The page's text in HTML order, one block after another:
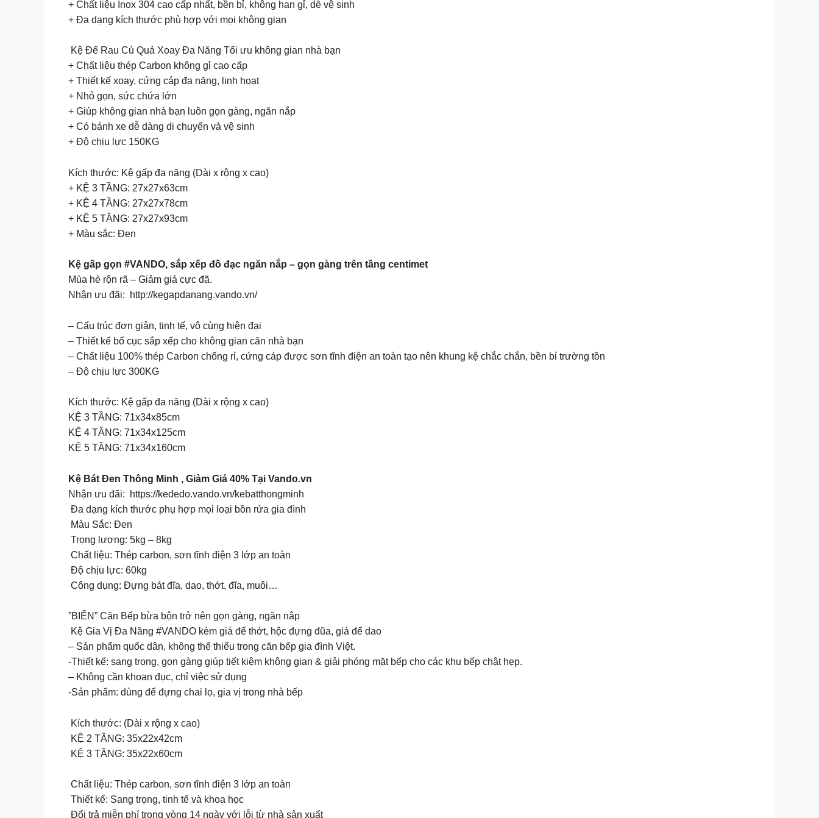
+ Chất liệu Inox 304 cao cấp nhất, bền bỉ, không han gỉ, dễ vệ sinh
+ Đa dạng kích thước phù hợp với mọi không gian
Kệ Để Rau Củ Quả Xoay Đa Năng Tối ưu không gian nhà bạn
+ Chất liệu thép Carbon không gỉ cao cấp
+ Thiết kế xoay, cứng cáp đa năng, linh hoạt
+ Nhỏ gọn, sức chứa lớn
+ Giúp không gian nhà bạn luôn gọn gàng, ngăn nắp
+ Có bánh xe dễ dàng di chuyển và vệ sinh
+ Độ chịu lực 150KG
Kích thước: Kệ gấp đa năng (Dài x rộng x cao)
+ KỆ 3 TẦNG: 27x27x63cm
+ KỆ 4 TẦNG: 27x27x78cm
+ KỆ 5 TẦNG: 27x27x93cm
+ Màu sắc: Đen
Kệ gấp gọn #VANDO, sắp xếp đồ đạc ngăn nắp – gọn gàng trên tầng centimet
Mùa hè rộn rã – Giảm giá cực đã.
Nhận ưu đãi: http://kegapdanang.vando.vn/
– Cấu trúc đơn giản, tinh tế, vô cùng hiện đại
– Thiết kế bố cục sắp xếp cho không gian căn nhà bạn
– Chất liệu 100% thép Carbon chống rỉ, cứng cáp được sơn tĩnh điện an toàn tạo nên khung kệ chắc chắn, bền bỉ trường tồn
– Độ chịu lực 300KG
Kích thước: Kệ gấp đa năng (Dài x rộng x cao)
KỆ 3 TẦNG: 71x34x85cm
KỆ 4 TẦNG: 71x34x125cm
KỆ 5 TẦNG: 71x34x160cm
Kệ Bát Đen Thông Minh , Giảm Giá 40% Tại Vando.vn
Nhận ưu đãi: https://kededo.vando.vn/kebatthongminh
Đa dạng kích thước phụ hợp mọi loại bồn rửa gia đình
Màu Sắc: Đen
Trọng lượng: 5kg – 8kg
Chất liệu: Thép carbon, sơn tĩnh điện 3 lớp an toàn
Độ chịu lực: 60kg
Công dụng: Đựng bát đĩa, dao, thớt, đĩa, muôi…
”BIẾN” Căn Bếp bừa bộn trở nên gọn gàng, ngăn nắp
Kệ Gia Vị Đa Năng #VANDO kèm giá để thớt, hộc đựng đũa, giá để dao
– Sản phẩm quốc dân, không thể thiếu trong căn bếp gia đình Việt.
-Thiết kế: sang trọng, gọn gàng giúp tiết kiệm không gian & giải phóng mặt bếp cho các khu bếp chật hẹp.
– Không cần khoan đục, chỉ việc sử dụng
-Sản phẩm: dùng để đựng chai lọ, gia vị trong nhà bếp
Kích thước: (Dài x rộng x cao)
KỆ 2 TẦNG: 35x22x42cm
KỆ 3 TẦNG: 35x22x60cm
Chất liệu: Thép carbon, sơn tĩnh điện 3 lớp an toàn
Thiết kế: Sang trọng, tinh tế và khoa học
Đổi trả miễn phí trong vòng 14 ngày với lỗi từ nhà sản xuất